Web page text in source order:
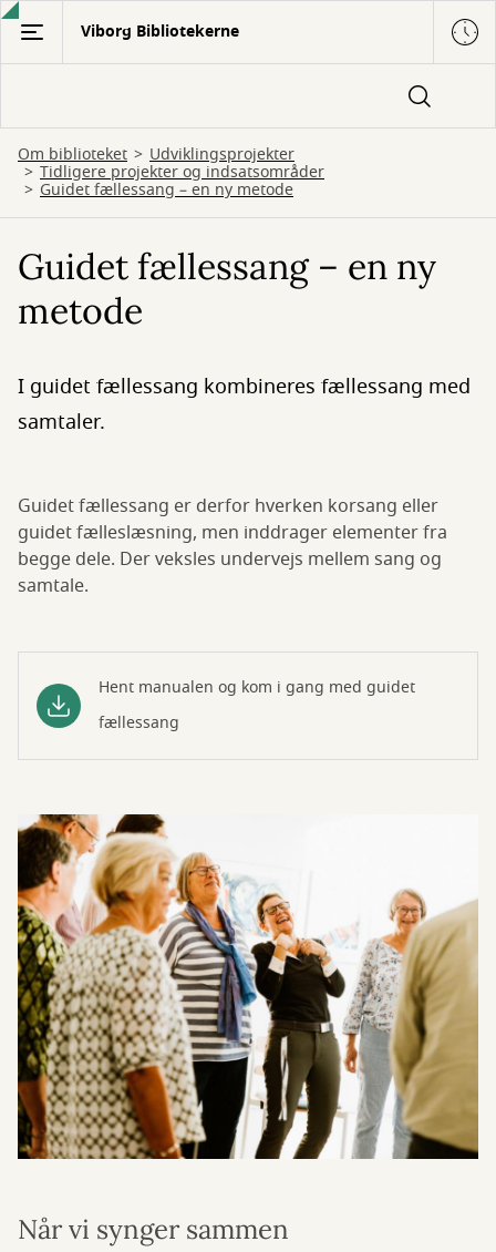
Gå
hovedindhold
Viborg Bibliotekerne
Om biblioteket Udviklingsprojekter
Tidligere projekter og indsatsområder
Guidet fællessang – en ny metode
Guidet fællessang – en ny
metode
I guidet fællessang kombineres fællessang med
samtaler.
Guidet fællessang er derfor hverken korsang eller
guidet fælleslæsning, men inddrager elementer fra
begge dele. Der veksles undervejs mellem sang og
samtale.
Hent manualen og kom i gang med guidet
fællessang
Når vi synger sammen